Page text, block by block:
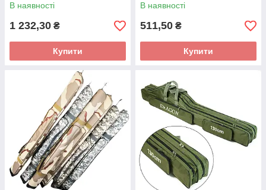
В наявності
1 232,30 ₴
Купити
В наявності
511,50 ₴
Купити